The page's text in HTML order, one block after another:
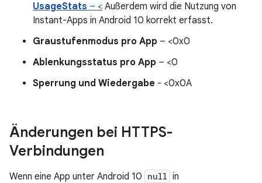
UsageStats – < Außerdem wird die Nutzung von
Instant-Apps in Android 10 korrekt erfasst.
Graustufenmodus pro App – <0x0
Ablenkungsstatus pro App – <0
Sperrung und Wiedergabe - <0x0A
Änderungen bei HTTPS-
Verbindungen
Wenn eine App unter Android 10 null in